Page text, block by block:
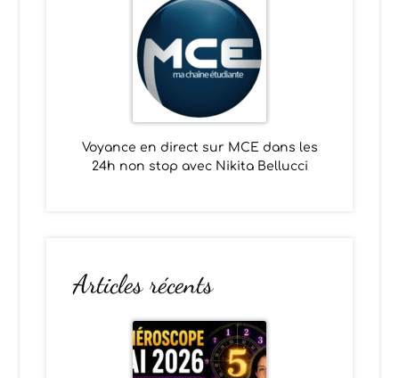
Voyance en direct sur MCE dans les
24h non stop avec Nikita Bellucci
Articles récents